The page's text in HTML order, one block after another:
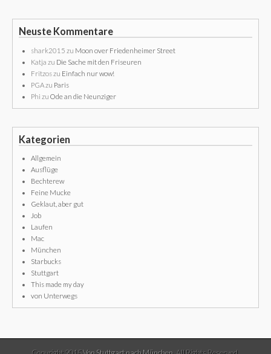
Neuste Kommentare
shark2015 zu Moon over Friedenheimer Street
Katja zu Die Sache mit den Friseuren
Fritzoszu Einfach nur wow!
PGAzu Paris
Phi zu Ode an die Neunziger
Kategorien
Allgemein
Ausflüge
Bechterew
Feine Mucke
Geklaut, aber gut
Job
Laufen
Mac
München
Starbucks
Stuttgart
This made my day
von Unterwegs